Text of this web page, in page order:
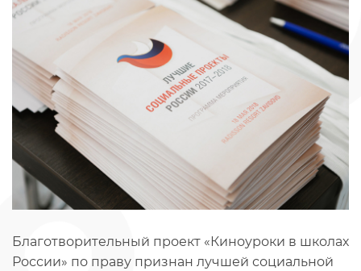
Благотворительный проект «Киноуроки в школах
России» по праву признан лучшей социальной